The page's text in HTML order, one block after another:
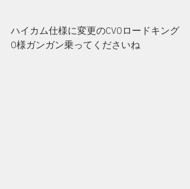
ハイカム仕様に変更のCVOロードキング
O様ガンガン乗ってくださいね